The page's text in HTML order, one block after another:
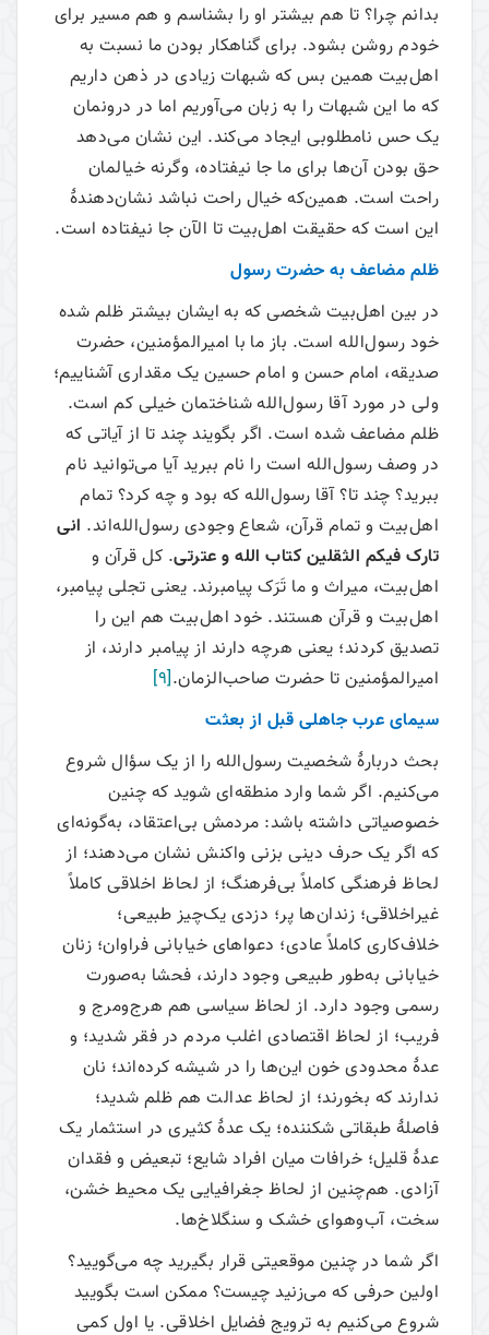
بدانم چرا؟ تا هم بیشتر او را بشناسم و هم مسیر برای
خودم روشن بشود. برای گناهکار بودن ما نسبت به
اهل‌بیت همین بس که شبهات زیادی در ذهن داریم
که ما این شبهات را به زبان می‌‌آوریم اما در درونمان
یک حس نامطلوبی ایجاد می‌‌کند. این نشان می‌‌دهد
حق بودن آن‌ها برای ما جا نیفتاده، وگرنه خیالمان
راحت است. همین‌که خیال راحت نباشد نشان‌دهندۀ
این است که حقیقت اهل‌بیت تا الآن جا نیفتاده است.
ظلم مضاعف به حضرت رسول
در بین اهل‌بیت شخصی که به ایشان بیشتر ظلم شده
خود رسول‌الله است. باز ما با امیرالمؤمنین، حضرت
صدیقه، امام حسن و امام حسین یک مقداری آشناییم؛
ولی در مورد آقا رسول‌الله شناختمان خیلی کم است.
ظلم مضاعف شده است. اگر بگویند چند تا از آیاتی که
در وصف رسول‌الله است را نام ببرید آیا می‌‌توانید نام
ببرید؟ چند تا؟ آقا رسول‌الله که بود و چه کرد؟ تمام
اهل‌بیت و تمام قرآن، شعاع وجودی رسول‌الله‌اند. انی
تارک فیکم الثقلین کتاب الله و عترتی. کل قرآن و
اهل‌بیت، میراث و ما تَرَک پیامبرند. یعنی تجلی پیامبر،
اهل‌بیت و قرآن هستند. خود اهل‌بیت هم این را
تصدیق کردند؛ یعنی هرچه دارند از پیامبر دارند، از
امیرالمؤمنین تا حضرت صاحب‌الزمان.[9]
سیمای عرب جاهلی قبل از بعثت
بحث دربارۀ شخصیت رسول‌الله را از یک سؤال شروع
می‌‌کنیم. اگر شما وارد منطقه‌ای شوید که چنین
خصوصیاتی داشته باشد: مردمش بی‌اعتقاد، به‌گونه‌ای
که اگر یک حرف دینی بزنی واکنش نشان می‌‌دهند؛ از
لحاظ فرهنگی کاملاً بی‌فرهنگ؛ از لحاظ اخلاقی کاملاً
غیراخلاقی؛ زندان‌ها پر؛ دزدی یک‌چیز طبیعی؛
خلاف‌کاری کاملاً عادی؛ دعواهای خیابانی فراوان؛ زنان
خیابانی به‌طور طبیعی وجود دارند، فحشا به‌صورت
رسمی وجود دارد. از لحاظ سیاسی هم هرج‌ومرج و
فریب؛ از لحاظ اقتصادی اغلب مردم در فقر شدید؛ و
عدۀ محدودی خون این‌ها را در شیشه کرده‌اند؛ نان
ندارند که بخورند؛ از لحاظ عدالت هم ظلم شدید؛
فاصلۀ طبقاتی شکننده؛ یک عدۀ کثیری در استثمار یک
عدۀ قلیل؛ خرافات میان افراد شایع؛ تبعیض و فقدان
آزادی. هم‌چنین از لحاظ جغرافیایی یک محیط خشن،
سخت، آب‌وهوای خشک و سنگلاخ‌ها.
اگر شما در چنین موقعیتی قرار بگیرید چه می‌‌گویید؟
اولین حرفی که می‌‌زنید چیست؟ ممکن است بگویید
شروع می‌‌کنیم به ترویج فضایل اخلاقی. یا اول کمی